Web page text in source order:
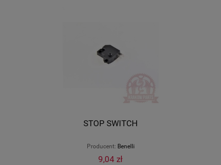
STOP SWITCH
Producent: Benelli
9,04 zł